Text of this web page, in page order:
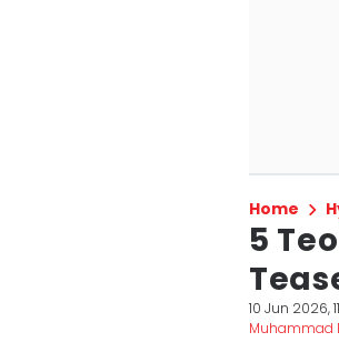
Home
5
10 Jun 2026,
Muhammad